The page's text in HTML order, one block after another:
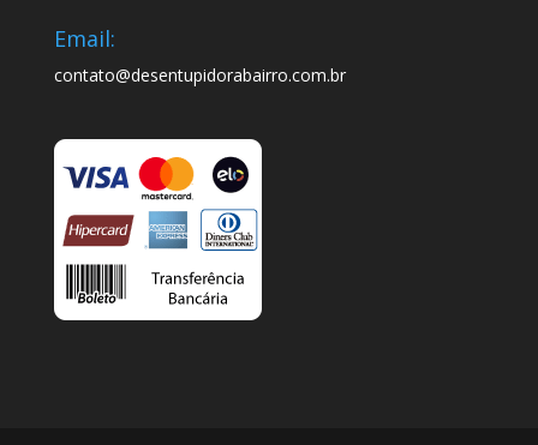
Email:
contato@desentupidorabairro.com.br